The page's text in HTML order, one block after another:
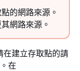
的網路來源。
網路來源。
在建立存取點的請
在